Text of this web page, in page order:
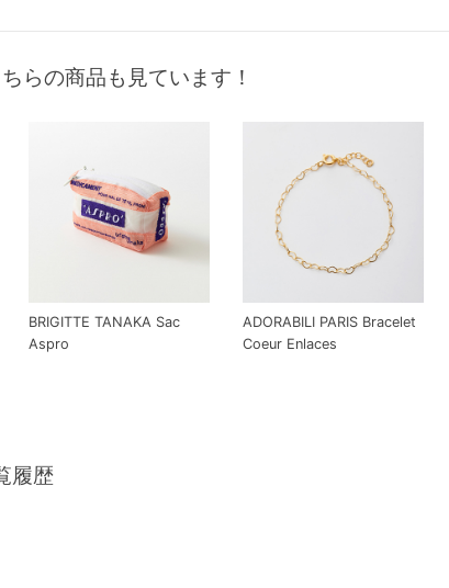
らの商品も見ています！
BRIGITTE TANAKA Sac
Aspro
ADORABILI PARIS Bracelet
Coeur Enlaces
履歴